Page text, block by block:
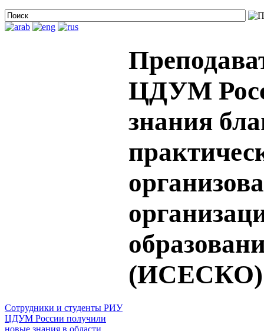
ЦДУМ
знания
(ИСЕСКО)
Сотрудники и студенты РИУ
ЦДУМ России получили
новые знания в области